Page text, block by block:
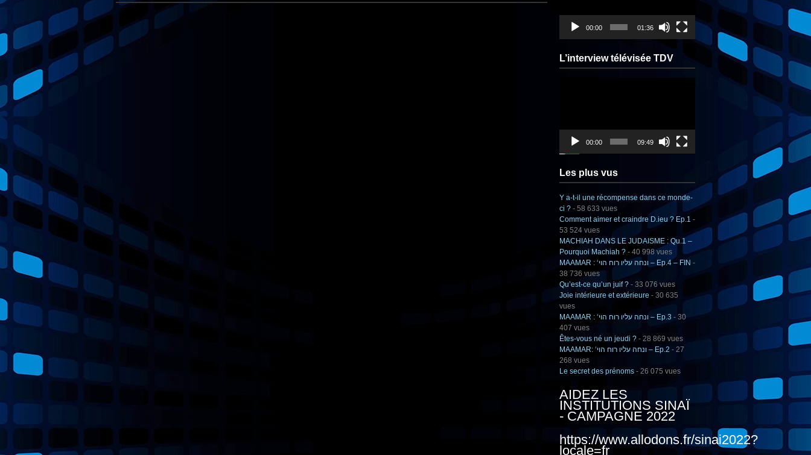
00:00 01:36
L’interview télévisée TDV
00:00 09:49
Les plus vus
Y a-t-il une récompense dans ce monde-
ci ? - 58 633 vues
Comment aimer et craindre D.ieu ? Ep.1 -
53 524 vues
MACHIAH DANS LE JUDAISME : Qu.1 –
Pourquoi Machiah ? - 40 998 vues
MAAMAR : ‘ונחה עליו רוח הוי – Ep.4 – FIN -
38 736 vues
Qu’est-ce qu’un juif ? - 33 076 vues
Joie intérieure et extérieure - 30 635
vues
MAAMAR : ‘ונחה עליו רוח הוי – Ep.3 - 30
407 vues
Êtes-vous né un jeudi ? - 28 869 vues
MAAMAR: ‘ונחה עליו רוח הוי – Ep.2 - 27
268 vues
Le secret des prénoms - 26 075 vues
AIDEZ LES
INSTITUTIONS SINAÏ
- CAMPAGNE 2022
https://www.allodons.fr/sinai2022?
locale=fr